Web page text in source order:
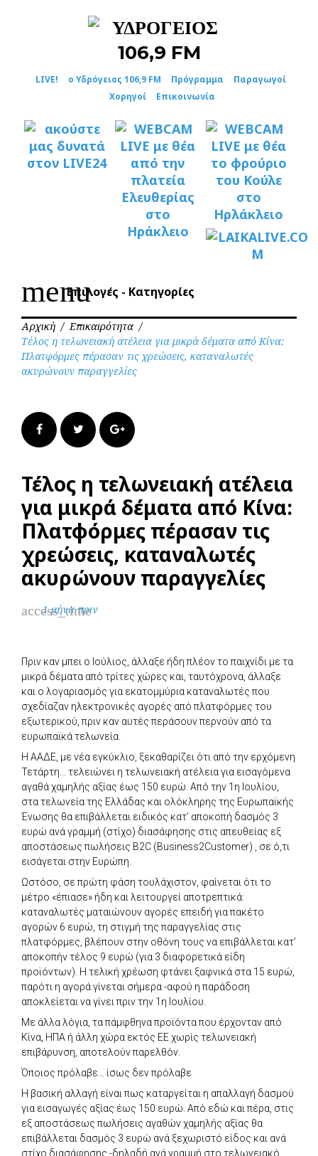
LIVE! ο Υδρόγειος 106,9 FM Πρόγραμμα
Παραγωγοί
Χορηγοί
Επικοινωνία
menuΕπιλογές - Κατηγορίες
Αρχική / Επικαιρότητα /
Τέλος η τελωνειακή ατέλεια για μικρά δέματα από Κίνα:
Πλατφόρμες πέρασαν τις χρεώσεις, καταναλωτές
ακυρώνουν παραγγελίες
FacebookTwitter Google+
Τέλος η τελωνειακή ατέλεια
για μικρά δέματα από Κίνα:
Πλατφόρμες πέρασαν τις
χρεώσεις, καταναλωτές
ακυρώνουν παραγγελίες
access_time
1 μήνα πριν
Πριν καν μπει ο Ιούλιος, άλλαξε ήδη πλέον το παιχνίδι με τα
μικρά δέματα από τρίτες χώρες και, ταυτόχρονα, άλλαξε
και ο λογαριασμός για εκατομμύρια καταναλωτές που
σχεδίαζαν ηλεκτρονικές αγορές από πλατφόρμες του
εξωτερικού, πριν καν αυτές περάσουν περνούν από τα
ευρωπαϊκά τελωνεία.
Η ΑΑΔΕ, με νέα εγκύκλιο, ξεκαθαρίζει ότι από την ερχόμενη
Τετάρτη… τελειώνει η τελωνειακή ατέλεια για εισαγόμενα
αγαθά χαμηλής αξίας έως 150 ευρώ. Από την 1η Ιουλίου,
στα τελωνεία της Ελλάδας και ολόκληρης της Ευρωπαϊκής
Ένωσης θα επιβάλλεται ειδικός κατ’ αποκοπή δασμός 3
ευρώ ανά γραμμή (στίχο) διασάφησης στις απευθείας εξ
αποστάσεως πωλήσεις B2C (Business2Customer) , σε ό,τι
εισάγεται στην Ευρώπη.
Ωστόσο, σε πρώτη φάση τουλάχιστον, φαίνεται ότι το
μέτρο «έπιασε» ήδη και λειτουργεί αποτρεπτικά:
καταναλωτές ματαιώνουν αγορές επειδή για πακέτο
αγορών 6 ευρώ, τη στιγμή της παραγγελίας στις
πλατφόρμες, βλέπουν στην οθόνη τους να επιβάλλεται κατ’
αποκοπήν τέλος 9 ευρώ (για 3 διαφορετικά είδη
προϊόντων). Η τελική χρέωση φτάνει ξαφνικά στα 15 ευρώ,
παρότι η αγορά γίνεται σήμερα -αφού η παράδοση
αποκλείεται να γίνει πριν την 1η Ιουλίου.
Με άλλα λόγια, τα πάμφθηνα προϊόντα που έρχονταν από
Κίνα, ΗΠΑ ή άλλη χώρα εκτός ΕΕ χωρίς τελωνειακή
επιβάρυνση, αποτελούν παρελθόν.
Όποιος πρόλαβε… ίσως δεν πρόλαβε
Η βασική αλλαγή είναι πως καταργείται η απαλλαγή δασμού
για εισαγωγές αξίας έως 150 ευρώ. Από εδώ και πέρα, στις
εξ αποστάσεως πωλήσεις αγαθών χαμηλής αξίας θα
επιβάλλεται δασμός 3 ευρώ ανά ξεχωριστό είδος και ανά
στίχο διασάφησης -δηλαδή ανά γραμμή στο τελωνειακό